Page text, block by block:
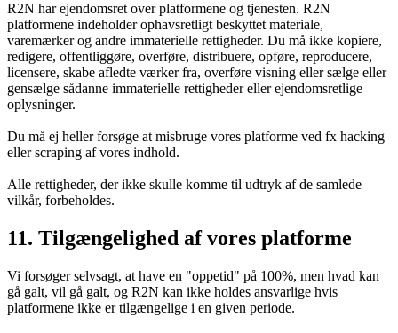
R2N har ejendomsret over platformene og tjenesten. R2N
platformene indeholder ophavsretligt beskyttet materiale,
varemærker og andre immaterielle rettigheder. Du må ikke kopiere,
redigere, offentliggøre, overføre, distribuere, opføre, reproducere,
licensere, skabe afledte værker fra, overføre visning eller sælge eller
gensælge sådanne immaterielle rettigheder eller ejendomsretlige
oplysninger.
Du må ej heller forsøge at misbruge vores platforme ved fx hacking
eller scraping af vores indhold.
Alle rettigheder, der ikke skulle komme til udtryk af de samlede
vilkår, forbeholdes.
11. Tilgængelighed af vores platforme
Vi forsøger selvsagt, at have en "oppetid" på 100%, men hvad kan
gå galt, vil gå galt, og R2N kan ikke holdes ansvarlige hvis
platformene ikke er tilgængelige i en given periode.